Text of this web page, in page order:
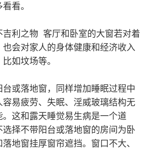
看。
吉利之物 客厅和卧室的大窗若对着
也会对家人的身体健康和经济收入
如坟场等。
台或落地窗，同样增加睡眠过程中
容易疲劳、失眠、淫威玻璃结构无
。这和露天睡觉易生病是一个道
择不带阳台或落地窗的房间为卧
地窗挂厚窗帘遮挡。窗口不大、